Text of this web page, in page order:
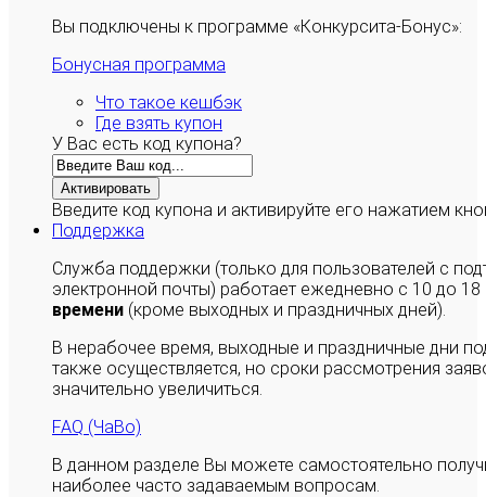
Вы подключены к программе «Конкурсита-Бонус»:
Бонусная программа
Что такое кешбэк
Где взять купон
У Вас есть код купона?
Активировать
Введите код купона и активируйте его нажатием
Поддержка
Служба поддержки (только для пользователей с
электронной почты) работает ежедневно с 10 до
времени (кроме выходных и праздничных дней).
В нерабочее время, выходные и праздничные дни
также осуществляется, но сроки рассмотрения
значительно увеличиться.
FAQ (ЧаВо)
В данном разделе Вы можете самостоятельно
наиболее часто задаваемым вопросам.